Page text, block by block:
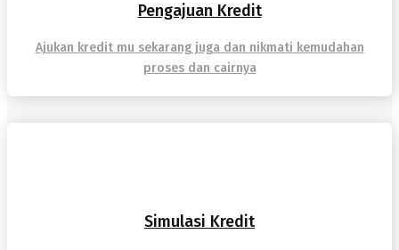
Pengajuan Kredit
Ajukan kredit mu sekarang juga dan nikmati kemudahan
proses dan cairnya
Simulasi Kredit